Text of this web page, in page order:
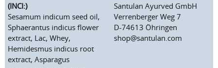
(INCI:)
Sesamum indicum seed oil,
Sphaerantus indicus flower
extract, Lac, Whey,
Hemidesmus indicus root
extract, Asparagus
Santulan Ayurved GmbH
Verrenberger Weg 7
D-74613 Öhringen
shop@santulan.com